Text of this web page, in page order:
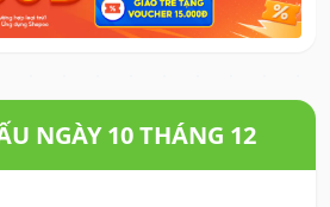
NGÀY 10 THÁNG 12